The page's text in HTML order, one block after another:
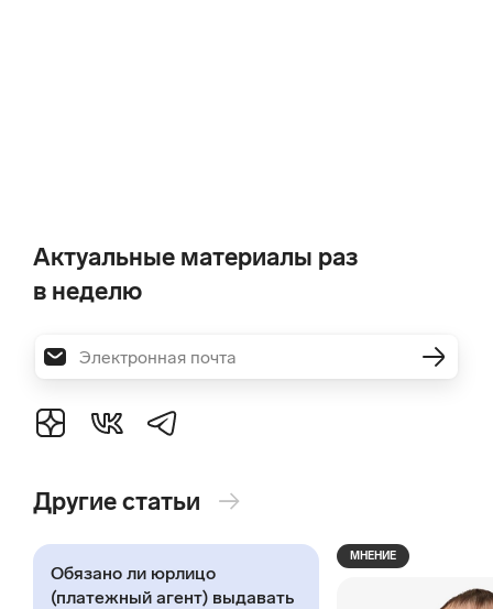
Актуальные материалы раз
в неделю
Другие статьи →
Обязано ли юрлицо
(платежный агент) выдавать
МНЕНИЕ